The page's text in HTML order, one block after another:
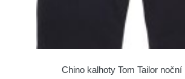
Chino kalhoty Tom Tailor noční